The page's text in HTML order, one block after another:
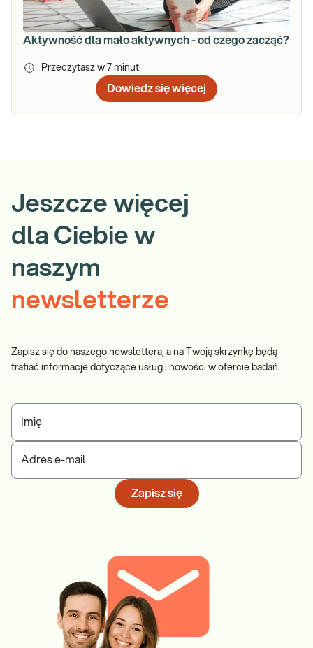
Aktywność dla mało aktywnych - od czego zacząć?
Przeczytasz w 7 minut
Dowiedz się więcej
Jeszcze więcej
dla Ciebie w
naszym
newsletterze
Zapisz się do naszego newslettera, a na Twoją skrzynkę będą
trafiać informacje dotyczące usług i nowości w ofercie badań.
Imię
Adres e-mail
Zapisz się